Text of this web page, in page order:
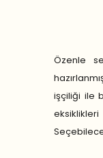
Özenle
işçiliği ile